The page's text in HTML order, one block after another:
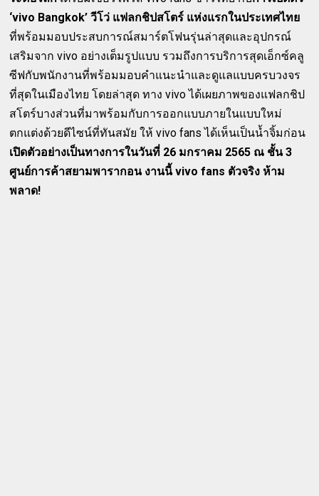
‘vivo Bangkok’ วีโว่ แฟลกชิปสโตร์ แห่งแรกในประเทศไทย
ที่พร้อมมอบประสบการณ์สมาร์ตโฟนรุ่นล่าสุดและอุปกรณ์
เสริมจาก vivo อย่างเต็มรูปแบบ รวมถึงการบริการสุดเอ็กซ์คลู
ซีฟกับพนักงานที่พร้อมมอบคำแนะนำและดูแลแบบครบวงจร
ที่สุดในเมืองไทย โดยล่าสุด ทาง vivo ได้เผยภาพของแฟลกชิป
สโตร์บางส่วนที่มาพร้อมกับการออกแบบภายในแบบใหม่
ตกแต่งด้วยดีไซน์ที่ทันสมัย ให้ vivo fans ได้เห็นเป็นน้ำจิ้มก่อน
เปิดตัวอย่างเป็นทางการในวันที่ 26 มกราคม 2565 ณ ชั้น 3
ศูนย์การค้าสยามพารากอน งานนี้ vivo fans ตัวจริง ห้าม
พลาด!